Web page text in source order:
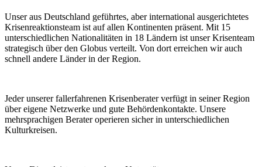
Unser aus Deutschland geführtes, aber international ausgerichtetes
Krisenreaktionsteam ist auf allen Kontinenten präsent. Mit 15
unterschiedlichen Nationalitäten in 18 Ländern ist unser Krisenteam
strategisch über den Globus verteilt. Von dort erreichen wir auch
schnell andere Länder in der Region.
Jeder unserer fallerfahrenen Krisenberater verfügt in seiner Region
über eigene Netzwerke und gute Behördenkontakte. Unsere
mehrsprachigen Berater operieren sicher in unterschiedlichen
Kulturkreisen.